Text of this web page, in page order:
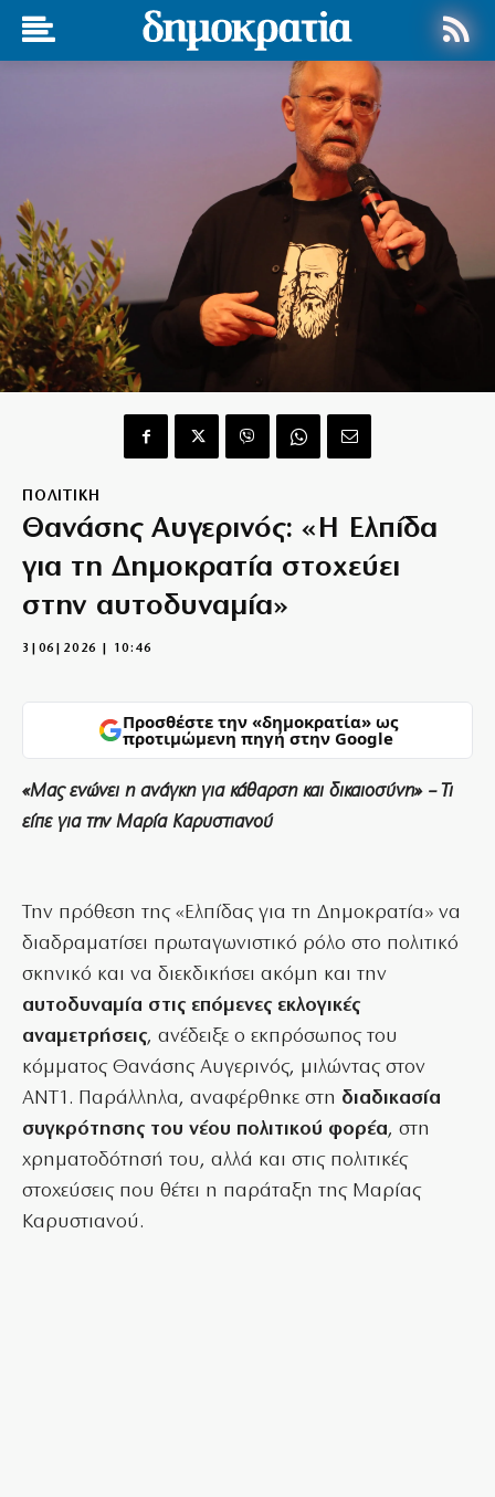
ΠΟΛΙΤΙΚΗ
Θανάσης Αυγερινός: «Η Ελπίδα
για τη Δημοκρατία στοχεύει
στην αυτοδυναμία»
3|06|2026 | 10:46
Προσθέστε την «δημοκρατία» ως
προτιμώμενη πηγή στην Google
«Μας ενώνει η ανάγκη για κάθαρση και δικαιοσύνη» – Τι
είπε για την Μαρία Καρυστιανού
Την πρόθεση της «Ελπίδας για τη Δημοκρατία» να
διαδραματίσει πρωταγωνιστικό ρόλο στο πολιτικό
σκηνικό και να διεκδικήσει ακόμη και την
αυτοδυναμία στις επόμενες εκλογικές
αναμετρήσεις, ανέδειξε ο εκπρόσωπος του
κόμματος Θανάσης Αυγερινός, μιλώντας στον
ANT1. Παράλληλα, αναφέρθηκε στη διαδικασία
συγκρότησης του νέου πολιτικού φορέα, στη
χρηματοδότησή του, αλλά και στις πολιτικές
στοχεύσεις που θέτει η παράταξη της Μαρίας
Καρυστιανού.